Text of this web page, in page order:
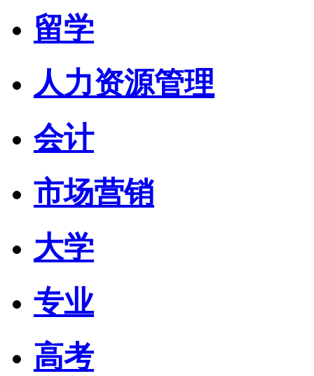
留学
人力资源管理
会计
市场营销
大学
专业
高考